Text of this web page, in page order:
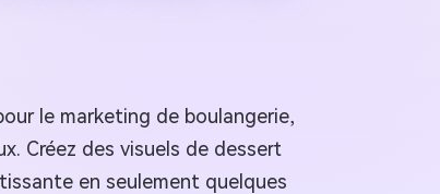
le marketing de boulangerie,
Créez des visuels de dessert
en seulement quelques